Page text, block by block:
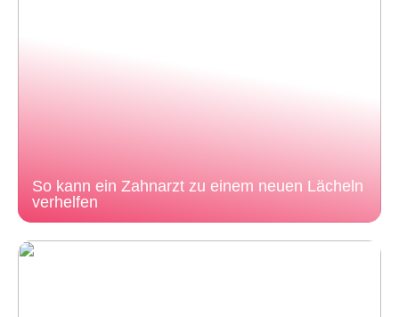
So kann ein Zahnarzt zu einem neuen Lächeln
verhelfen